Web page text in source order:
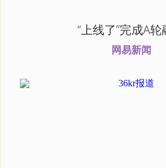
“上线了”完成A轮
网易新闻